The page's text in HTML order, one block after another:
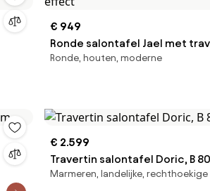
€ 949
Ronde salontafel Jael met
effect
Ronde, houten, moderne
€ 2.599
Travertin salontafel Doric, B
Marmeren, landelijke, rechthoekige